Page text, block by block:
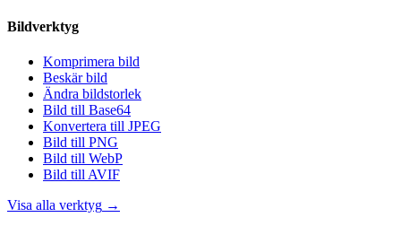
Bildverktyg
Komprimera bild
Beskär bild
Ändra bildstorlek
Bild till Base64
Konvertera till JPEG
Bild till PNG
Bild till WebP
Bild till AVIF
Visa alla verktyg →